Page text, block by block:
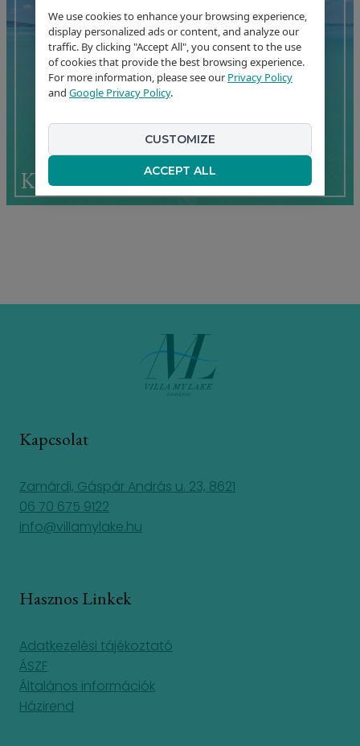
Kirándulások Zamárdiból
Kapcsolat
Zamárdi, Gáspár András u. 23, 8621
06 70 675 9122
info@villamylake.hu
Hasznos Linkek
Adatkezelési tájékoztató
ÁSZF
Általános információk
Házirend
We use cookies to enhance your browsing experience,
display personalized ads or content, and analyze our
traffic. By clicking "Accept All", you consent to the use
of cookies that provide the best browsing experience.
For more information, please see our Privacy Policy
and Google Privacy Policy.
ACCEPT ALL
CUSTOMIZE